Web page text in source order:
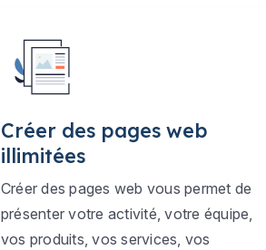
Créer des pages web
illimitées
Créer des pages web vous permet de
présenter votre activité, votre équipe,
vos produits, vos services, vos